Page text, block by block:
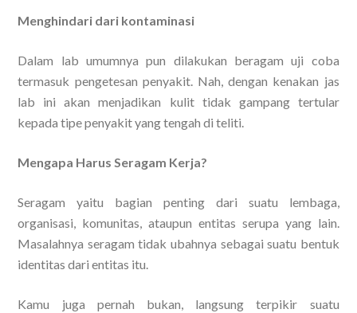
Menghindari dari kontaminasi
Dalam lab umumnya pun dilakukan beragam uji coba
termasuk pengetesan penyakit. Nah, dengan kenakan jas
lab ini akan menjadikan kulit tidak gampang tertular
kepada tipe penyakit yang tengah di teliti.
Mengapa Harus Seragam Kerja?
Seragam yaitu bagian penting dari suatu lembaga,
organisasi, komunitas, ataupun entitas serupa yang lain.
Masalahnya seragam tidak ubahnya sebagai suatu bentuk
identitas dari entitas itu.
Kamu juga pernah bukan, langsung terpikir suatu